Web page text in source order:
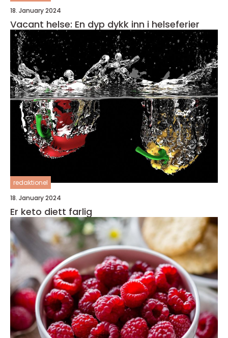
18. January 2024
Vacant helse: En dyp dykk inn i helseferier
redaktionel
18. January 2024
Er keto diett farlig